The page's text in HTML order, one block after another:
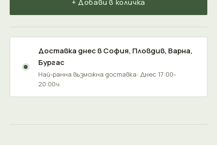
+ Добави в количка
Доставка днес вСофия, Пловдив, Варна,
Бургас
Най-ранна възможна доставка: Днес 17:00-
20:00ч.